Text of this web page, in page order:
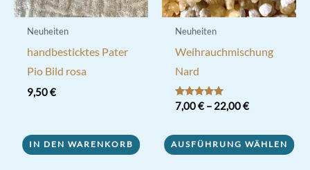
Neuheiten
handbesticktes Pater
Pio Bild rosa
9,50€
IN DEN WARENKORB
Neuheiten
Weihrauchmischung
Nard
Bewertet mit
5.00
7,00€– 22,00€
AUSFÜHRUNG WÄHLEN
Produkt